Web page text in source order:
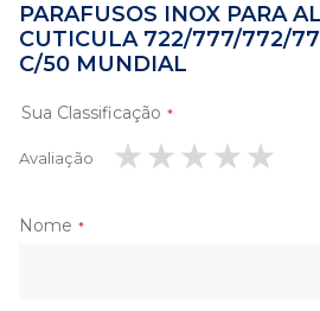
PARAFUSOS INOX PARA
CUTICULA 722/777/772/770/
C/50 MUNDIAL
Sua Classificação
Avaliação
Nome